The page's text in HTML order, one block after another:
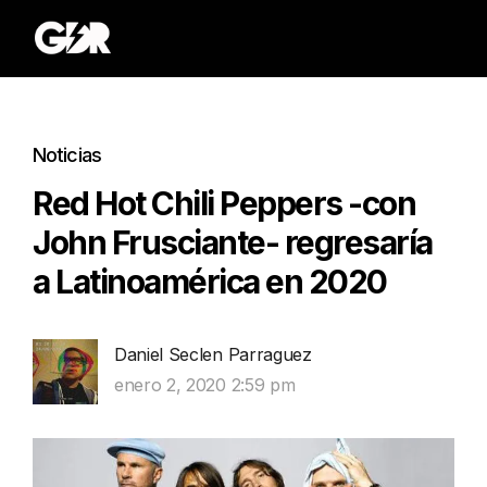
Noticias
Red Hot Chili Peppers -con
John Frusciante- regresaría
a Latinoamérica en 2020
Daniel Seclen Parraguez
enero 2, 2020 2:59 pm